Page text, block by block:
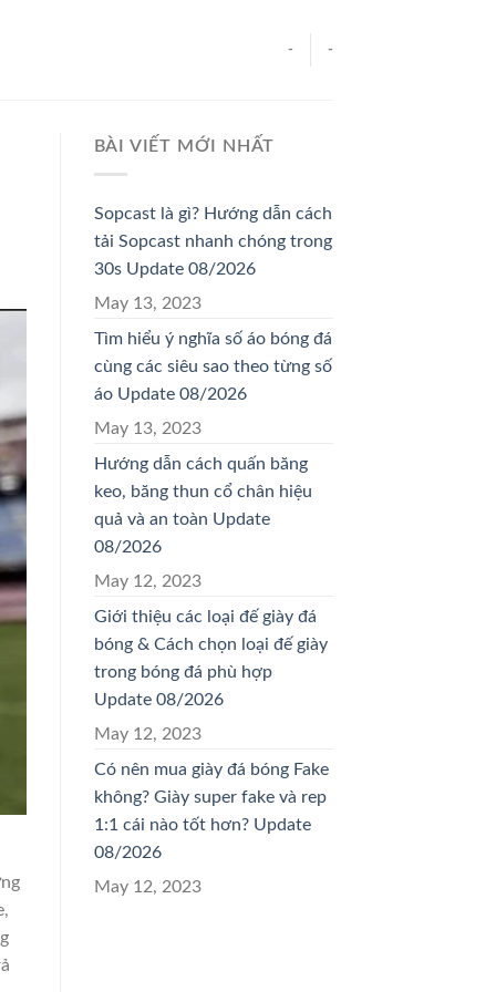
- -
BÀI VIẾT MỚI NHẤT
Sopcast là gì? Hướng dẫn cách
tải Sopcast nhanh chóng trong
30s Update 08/2026
May 13, 2023
Tìm hiểu ý nghĩa số áo bóng đá
cùng các siêu sao theo từng số
áo Update 08/2026
May 13, 2023
Hướng dẫn cách quấn băng
keo, băng thun cổ chân hiệu
quả và an toàn Update
08/2026
May 12, 2023
Giới thiệu các loại đế giày đá
bóng & Cách chọn loại đế giày
trong bóng đá phù hợp
Update 08/2026
May 12, 2023
Có nên mua giày đá bóng Fake
không? Giày super fake và rep
1:1 cái nào tốt hơn? Update
08/2026
May 12, 2023